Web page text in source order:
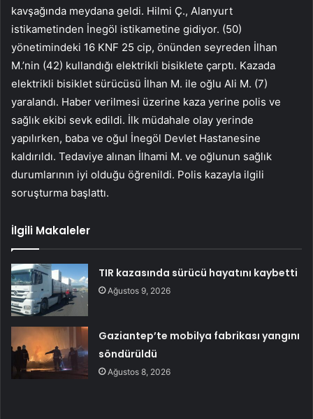
kavşağında meydana geldi. Hilmi Ç., Alanyurt
istikametinden İnegöl istikametine gidiyor. (50)
yönetimindeki 16 KNF 25 cip, önünden seyreden İlhan
M.’nin (42) kullandığı elektrikli bisiklete çarptı. Kazada
elektrikli bisiklet sürücüsü İlhan M. ile oğlu Ali M. (7)
yaralandı. Haber verilmesi üzerine kaza yerine polis ve
sağlık ekibi sevk edildi. İlk müdahale olay yerinde
yapılırken, baba ve oğul İnegöl Devlet Hastanesine
kaldırıldı. Tedaviye alınan İlhami M. ve oğlunun sağlık
durumlarının iyi olduğu öğrenildi. Polis kazayla ilgili
soruşturma başlattı.
İlgili Makaleler
TIR kazasında sürücü hayatını kaybetti
Ağustos 9, 2026
Gaziantep’te mobilya fabrikası yangını
söndürüldü
Ağustos 8, 2026